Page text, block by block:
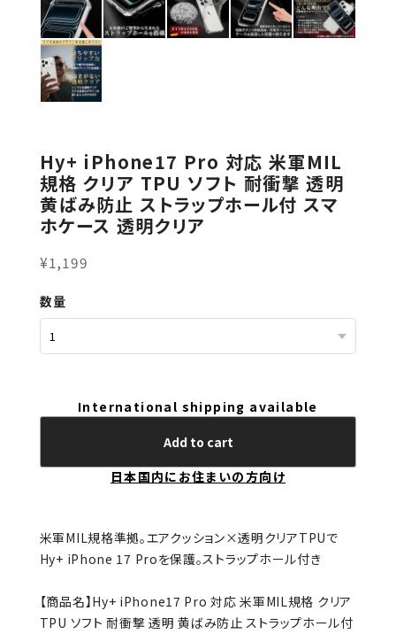
Hy+ iPhone17 Pro 対応 米軍MIL
規格 クリア TPU ソフト 耐衝撃 透明
黄ばみ防止 ストラップホール付 スマ
ホケース 透明クリア
¥1,199
数量
International shipping available
Add to cart
日本国内にお住まいの方向け
米軍MIL規格準拠。エアクッション×透明クリアTPUで
Hy+ iPhone 17 Proを保護。ストラップホール付き
【商品名】Hy+ iPhone17 Pro 対応 米軍MIL規格 クリア
TPU ソフト 耐衝撃 透明 黄ばみ防止 ストラップホール付